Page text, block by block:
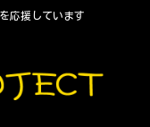
を応援しています